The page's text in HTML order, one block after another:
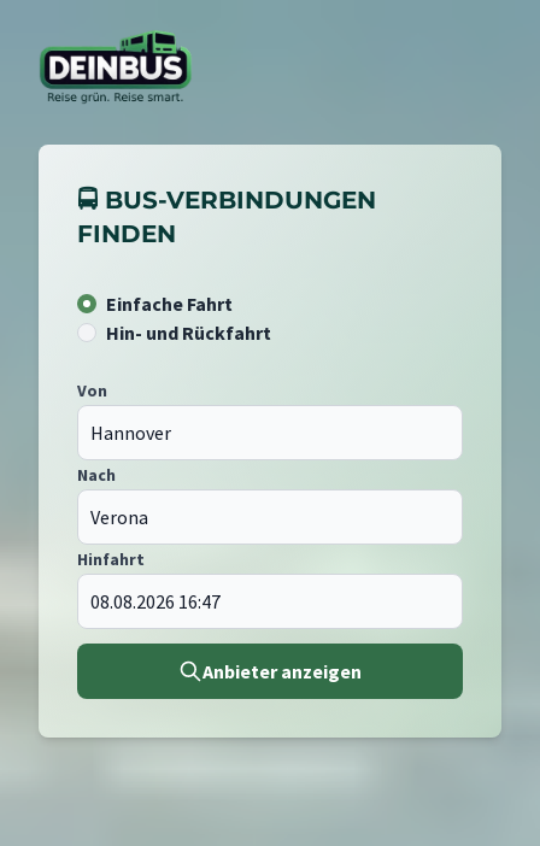
🚍 BUS-VERBINDUNGEN
FINDEN
Einfache Fahrt
Hin- und Rückfahrt
Von
Nach
Hinfahrt
Anbieter anzeigen